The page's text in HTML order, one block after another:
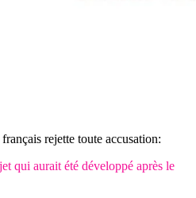
rejette toute accusation:
qui aurait été développé après le